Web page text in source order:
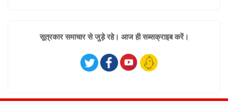
सूत्रकार समाचार से जुड़े रहे। आज ही सब्सक्राइब करें।